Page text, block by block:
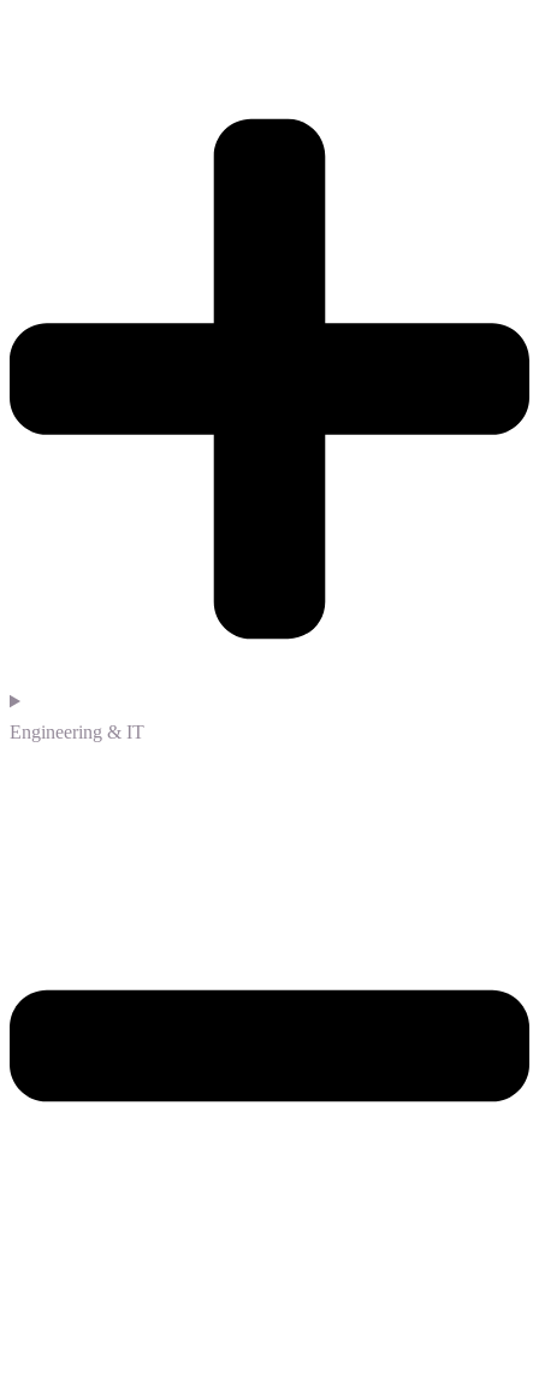
Engineering & IT